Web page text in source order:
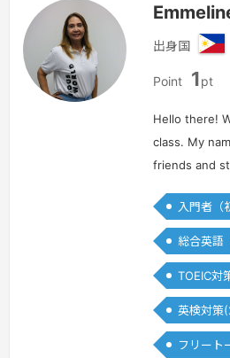
出身国
ィ
ピ
ン
Point 1pt
Hello there!
class. My
friends and
been
and offline
る »
入門者（
総合英語
TOEIC対
英検対策
フリート